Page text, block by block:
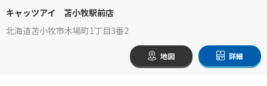
キャッツアイ 苫小牧駅前店
北海道苫小牧市木場町1丁目3番2
地図 詳細